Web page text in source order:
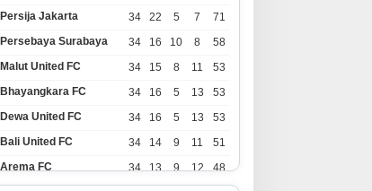
Persija Jakarta 34 22 5 7
71
Persebaya Surabaya 34 16 10 8
58
Malut United FC 34 15 8 11
53
Bhayangkara FC 34 16 5 13
53
Dewa United FC 34 16 5 13
53
Bali United FC 34 14 9 11
51
Arema FC 34 13 9 12
48